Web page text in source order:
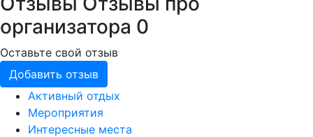
организатора 0
Оставьте свой отзыв
Добавить отзыв
Активный отдых
Мероприятия
Интересные места